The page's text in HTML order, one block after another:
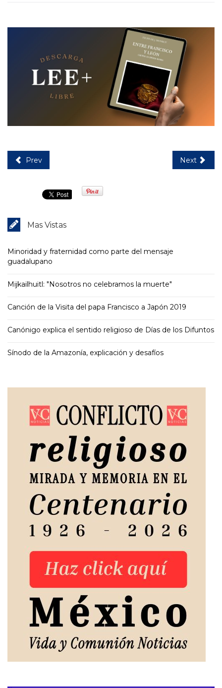
Prev Next
Mas Vistas
Minoridad y fraternidad como parte del mensaje
guadalupano
Mijkailhuitl: "Nosotros no celebramos la muerte"
Canción de la Visita del papa Francisco a Japón 2019
Canónigo explica el sentido religioso de Días de los Difuntos
Sínodo de la Amazonía, explicación y desafíos